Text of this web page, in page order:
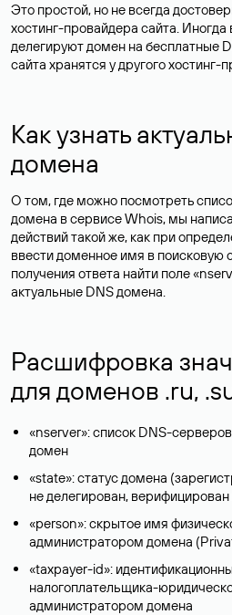
Это простой, но не всегда
хостинг-провайдера сайта.
делегируют домен на бесплатные
сайта хранятся у другого хостинг-
Как узнать
домена
О том, где можно посмотреть
домена в сервисе Whois, мы
действий такой же, как при
ввести доменное имя в поисковую
получения ответа найти поле
актуальные DNS домена.
Расшифровка
для доменов .ru,
«nserver»: список DNS-
домен
«state»: статус домена
не делегирован,
«person»: скрытое имя
администратором домена
«taxpayer-id»:
налогоплательщика-
администратором домена